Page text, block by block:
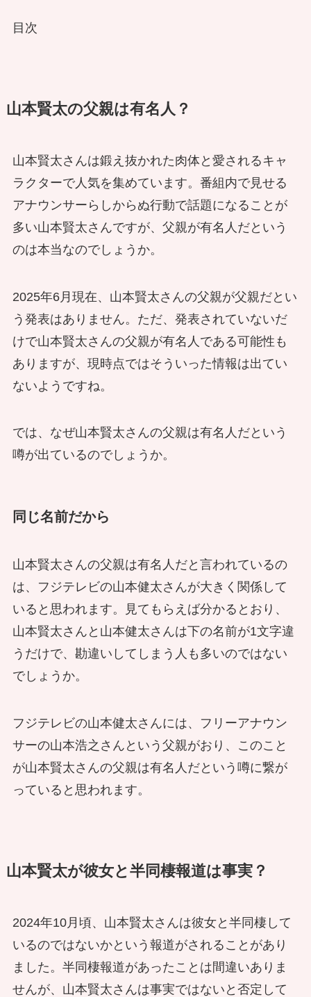
目次
山本賢太の父親は有名人？
山本賢太さんは鍛え抜かれた肉体と愛されるキャ
ラクターで人気を集めています。番組内で見せる
アナウンサーらしからぬ行動で話題になることが
多い山本賢太さんですが、父親が有名人だという
のは本当なのでしょうか。
2025年6月現在、山本賢太さんの父親が父親だとい
う発表はありません。ただ、発表されていないだ
けで山本賢太さんの父親が有名人である可能性も
ありますが、現時点ではそういった情報は出てい
ないようですね。
では、なぜ山本賢太さんの父親は有名人だという
噂が出ているのでしょうか。
同じ名前だから
山本賢太さんの父親は有名人だと言われているの
は、フジテレビの山本健太さんが大きく関係して
いると思われます。見てもらえば分かるとおり、
山本賢太さんと山本健太さんは下の名前が1文字違
うだけで、勘違いしてしまう人も多いのではない
でしょうか。
フジテレビの山本健太さんには、フリーアナウン
サーの山本浩之さんという父親がおり、このこと
が山本賢太さんの父親は有名人だという噂に繋が
っていると思われます。
山本賢太が彼女と半同棲報道は事実？
2024年10月頃、山本賢太さんは彼女と半同棲して
いるのではないかという報道がされることがあり
ました。半同棲報道があったことは間違いありま
せんが、山本賢太さんは事実ではないと否定して